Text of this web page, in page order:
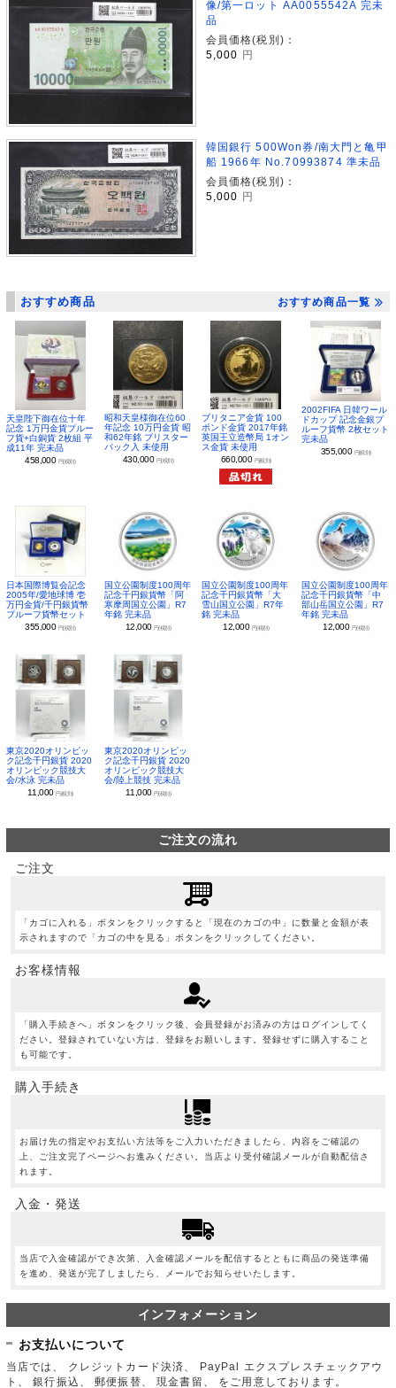
像/第一ロット AA0055542A 完未
品
会員価格(税別)：
5,000
円
韓国銀行 500Won券/南大門と亀甲
船 1966年 No.70993874 準未品
会員価格(税別)：
5,000 円
おすすめ商品 おすすめ商品一覧
天皇陛下御在位十年
記念 1万円金貨プルー
フ貨+白銅貨 2枚組 平
成11年 完未品
458,000 円(税別)
昭和天皇様御在位60
年記念 10万円金貨 昭
和62年銘 ブリスター
パック入 未使用
430,000 円(税別)
ブリタニア金貨 100
ポンド金貨 2017年銘
英国王立造幣局 1オン
ス金貨 未使用
660,000 円(税別)
2002FIFA 日韓ワール
ドカップ 記念金銀プ
ルーフ貨幣 2枚セット
完未品
355,000 円(税別)
日本国際博覧会記念
2005年/愛地球博 壱
万円金貨/千円銀貨幣
プルーフ貨幣セット
355,000 円(税別)
国立公園制度100周年
記念千円銀貨幣「阿
寒摩周国立公園」R7
年銘 完未品
12,000 円(税別)
国立公園制度100周年
記念千円銀貨幣「大
雪山国立公園」R7年
銘 完未品
12,000 円(税別)
国立公園制度100周年
記念千円銀貨幣「中
部山岳国立公園」R7
年銘 完未品
12,000 円(税別)
東京2020オリンピッ
ク記念千円銀貨 2020
オリンピック競技大
会/水泳 完未品
11,000円(税別)
東京2020オリンピッ
ク記念千円銀貨 2020
オリンピック競技大
会/陸上競技 完未品
11,000 円(税別)
ご注文の流れ
ご注文
「カゴに入れる」ボタンをクリックすると「現在のカゴの中」に数量と金額が表
示されますので「カゴの中を見る」ボタンをクリックしてください。
お客様情報
「購入手続きへ」ボタンをクリック後、会員登録がお済みの方はログインしてく
ださい。登録されていない方は、登録をお願いします。登録せずに購入すること
も可能です。
購入手続き
お届け先の指定やお支払い方法等をご入力いただきましたら、内容をご確認の
上、ご注文完了ページへお進みください。当店より受付確認メールが自動配信さ
れます。
入金・発送
当店で入金確認ができ次第、入金確認メールを配信するとともに商品の発送準備
を進め、発送が完了しましたら、メールでお知らせいたします。
インフォメーション
お支払いについて
当店では、 クレジットカード決済、 PayPal エクスプレスチェックアウ
ト、 銀行振込、 郵便振替、 現金書留、 をご用意しております。